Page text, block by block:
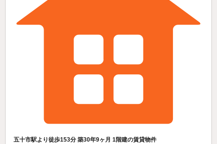
五十市駅より徒歩153分 築30年9ヶ月 1階建の賃貸物件